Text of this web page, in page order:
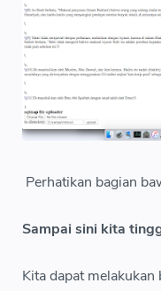
Perhatikan bagian
Sampai sini kita
Kita dapat